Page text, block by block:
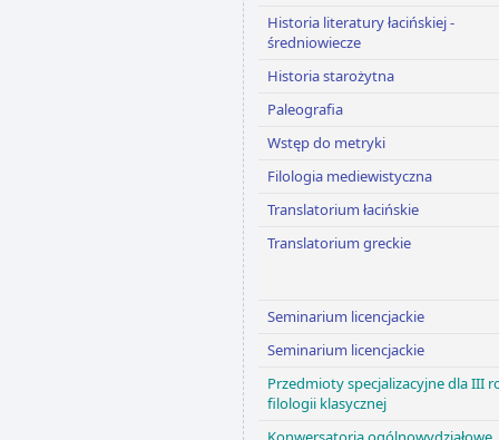
Historia literatury łacińskiej -
średniowiecze
Historia starożytna
Paleografia
Wstęp do metryki
Filologia mediewistyczna
Translatorium łacińskie
Translatorium greckie
Seminarium licencjackie
Seminarium licencjackie
Przedmioty specjalizacyjne dla III
filologii klasycznej